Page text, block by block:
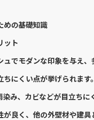
めの基礎知識
ット
でモダンな印象を与え、
にくい点が挙げられます。
み、カビなどが目立ち
良く、他の外壁材や建具